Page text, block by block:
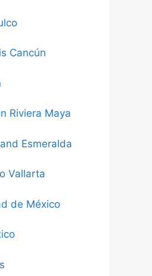
Cancún
Riviera Maya
Esmeralda
Vallarta
de México